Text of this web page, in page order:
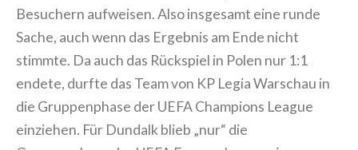
Besuchern aufweisen. Also insgesamt eine runde
Sache, auch wenn das Ergebnis am Ende nicht
stimmte. Da auch das Rückspiel in Polen nur 1:1
endete, durfte das Team von KP Legia Warschau in
die Gruppenphase der UEFA Champions League
einziehen. Für Dundalk blieb „nur“ die